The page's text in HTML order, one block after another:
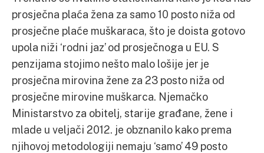
prosječna plaća žena za samo 10 posto niža od
prosječne plaće muškaraca, što je doista gotovo
upola niži ‘rodni jaz’ od prosječnoga u EU. S
penzijama stojimo nešto malo lošije jer je
prosječna mirovina žene za 23 posto niža od
prosječne mirovine muškarca. Njemačko
Ministarstvo za obitelj, starije građane, žene i
mlade u veljači 2012. je obznanilo kako prema
njihovoj metodologiji nemaju ‘samo’ 49 posto